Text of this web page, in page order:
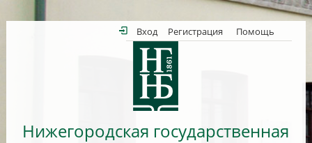
Вход Регистрация Помощь
Нижегородская государственная